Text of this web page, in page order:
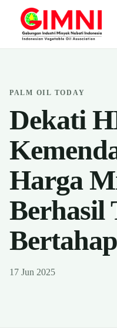
PALM OIL TODAY
Dekati
Harga
Berhasil
Bertahap
17 Jun 2025